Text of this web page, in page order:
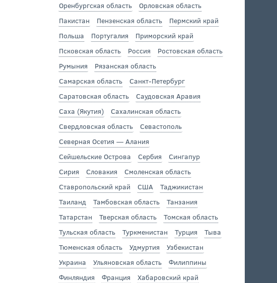
Оренбургская область
Орловская область
Пакистан
Пензенская область
Пермский край
Польша
Португалия
Приморский край
Псковская область
Россия
Ростовская область
Румыния
Рязанская область
Самарская область
Санкт-Петербург
Саратовская область
Саудовская Аравия
Саха (Якутия)
Сахалинская область
Свердловская область
Севастополь
Северная Осетия — Алания
Сейшельские Острова
Сербия
Сингапур
Сирия
Словакия
Смоленская область
Ставропольский край
США
Таджикистан
Таиланд
Тамбовская область
Танзания
Татарстан
Тверская область
Томская область
Тульская область
Туркменистан Турция
Тыва
Тюменская область
Удмуртия
Узбекистан
Украина
Ульяновская область
Филиппины
Финляндия
Франция
Хабаровский край